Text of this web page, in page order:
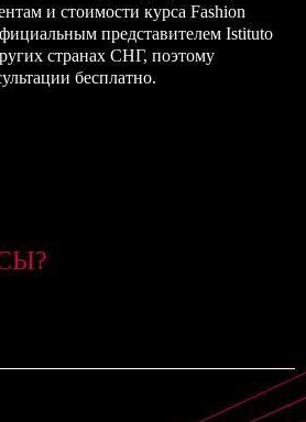
и стоимости курса Fashion
представителем Istituto
странах СНГ, поэтому
бесплатно.